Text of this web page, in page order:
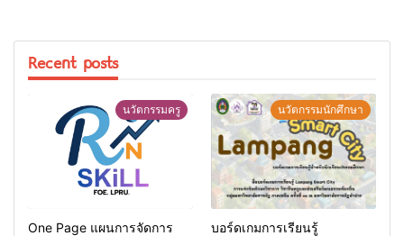
Recent posts
นวัตกรรมครู
One Page แผนการจัดการ
นวัตกรรมนักศึกษา
บอร์ดเกมการเรียนรู้